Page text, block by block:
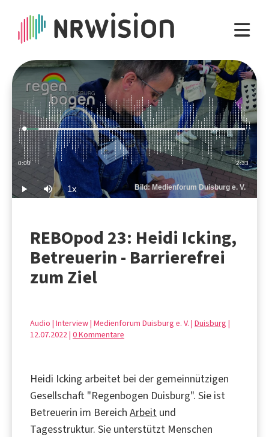
Play Mute 1xPlayback
Rate
Bild: Medienforum Duisburg e. V.
Current
Time
0:00 Duration
2:33
Loaded:
6.49%
REBOpod 23: Heidi Icking,
Betreuerin - Barrierefrei
zum Ziel
Audio | Interview | Medienforum Duisburg e. V. | Duisburg |
12.07.2022 | 0 Kommentare
Heidi Icking arbeitet bei der gemeinnützigen
Gesellschaft "Regenbogen Duisburg". Sie ist
Betreuerin im Bereich Arbeit und
Tagesstruktur. Sie unterstützt Menschen